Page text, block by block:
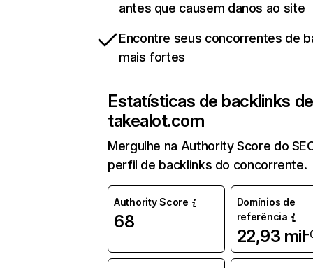
antes que causem danos ao site
Encontre seus concorrentes de
mais fortes
Estatísticas de backlinks de
takealot.com
Mergulhe na Authority Score do
perfil de backlinks do concorrente.
Authority Score
68
Domínios de
referência
22,93 mil-